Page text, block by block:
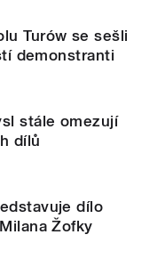
Turów se sešli
demonstranti
stále omezují
dílů
dílo
Žofky